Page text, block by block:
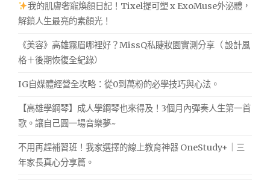
我的肌膚奢寵煥顏日記！Tixel提可塑 x ExoMuse外泌體，
解鎖人生最亮的素顏光！
《美容》高雄霧眉哪裡好？MissQ私睫妝園實測分享（ 設計風
格＋後期恢復全紀錄）
IG自媒體經營全攻略：從0到萬粉的必學技巧與心法。
【高雄學鋼琴】成人學鋼琴也來得及！3個月內彈奏人生第一首
歌。讓自己圓一場音樂夢~
不用再趕補習班！我家選擇的線上教育神器 OneStudy+｜三
年家長真心分享篇。